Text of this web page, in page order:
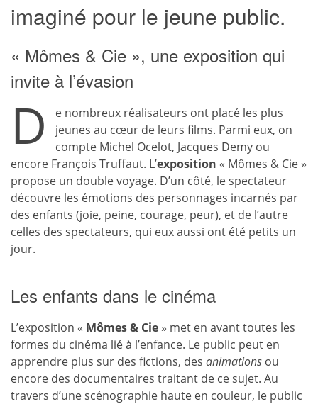
imaginé pour le jeune public.
« Mômes & Cie », une exposition qui
invite à l’évasion
D
e nombreux réalisateurs ont placé les plus
jeunes au cœur de leurs films. Parmi eux, on
compte Michel Ocelot, Jacques Demy ou
encore François Truffaut. L’exposition « Mômes & Cie »
propose un double voyage. D’un côté, le spectateur
découvre les émotions des personnages incarnés par
des enfants (joie, peine, courage, peur), et de l’autre
celles des spectateurs, qui eux aussi ont été petits un
jour.
Les enfants dans le cinéma
L’exposition « Mômes & Cie » met en avant toutes les
formes du cinéma lié à l’enfance. Le public peut en
apprendre plus sur des fictions, des animations ou
encore des documentaires traitant de ce sujet. Au
travers d’une scénographie haute en couleur, le public